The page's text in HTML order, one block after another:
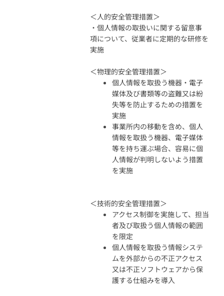
＜人的安全管理措置＞
・個人情報の取扱いに関する留意事
項について、従業者に定期的な研修を
実施
＜物理的安全管理措置＞
個人情報を取扱う機器・電子
媒体及び書類等の盗難又は紛
失等を防止するための措置を
実施
事業所内の移動を含め、個人
情報を取扱う機器、電子媒体
等を持ち運ぶ場合、容易に個
人情報が判明しないよう措置
を実施
＜技術的安全管理措置＞
アクセス制御を実施して、担当
者及び取扱う個人情報の範囲
を限定
個人情報を取扱う情報システ
ムを外部からの不正アクセス
又は不正ソフトウェアから保
護する仕組みを導入